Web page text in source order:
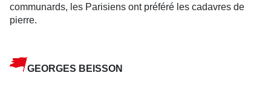
communards, les Parisiens ont préféré les cadavres de
pierre.
GEORGES BEISSON